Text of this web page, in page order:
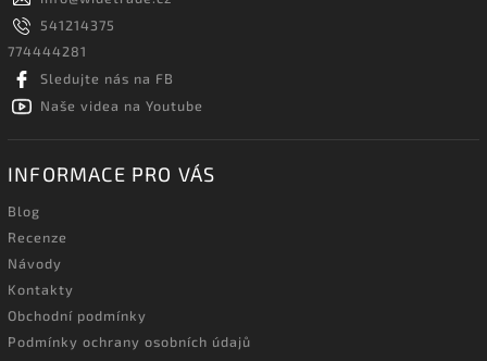
541214375
774444281
Sledujte nás na FB
Naše videa na Youtube
INFORMACE PRO VÁS
Blog
Recenze
Návody
Kontakty
Obchodní podmínky
Podmínky ochrany osobních údajů